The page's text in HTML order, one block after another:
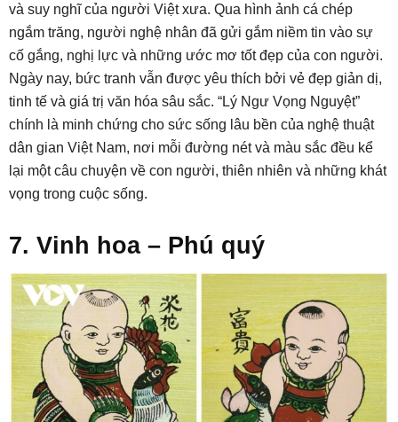
và suy nghĩ của người Việt xưa. Qua hình ảnh cá chép
ngắm trăng, người nghệ nhân đã gửi gắm niềm tin vào sự
cố gắng, nghị lực và những ước mơ tốt đẹp của con người.
Ngày nay, bức tranh vẫn được yêu thích bởi vẻ đẹp giản dị,
tinh tế và giá trị văn hóa sâu sắc. “Lý Ngư Vọng Nguyệt”
chính là minh chứng cho sức sống lâu bền của nghệ thuật
dân gian Việt Nam, nơi mỗi đường nét và màu sắc đều kể
lại một câu chuyện về con người, thiên nhiên và những khát
vọng trong cuộc sống.
7. Vinh hoa – Phú quý